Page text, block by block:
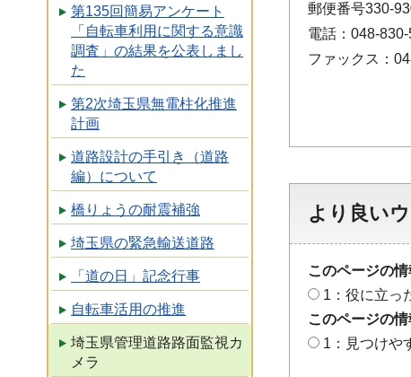
第135回簡易アンケート
「自転車利用に関する意識
調査」の結果を公表しまし
た
第2次埼玉県無電柱化推進
計画
道路設計の手引き（道路
編）について
橋りょうの耐震補強
埼玉県の緊急輸送道路
「道の日」記念行事
自転車活用の推進
埼玉県管理道路路面監視カ
メラ
郵便番号330-
電話：048-
ファックス：
より良い
このページの
1：役に立っ
このページの
1：見つけや